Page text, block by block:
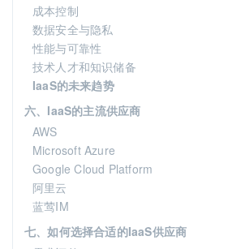
成本控制
数据安全与隐私
性能与可靠性
技术人才和知识储备
IaaS的未来趋势
六、IaaS的主流供应商
AWS
Microsoft Azure
Google Cloud Platform
阿里云
蓝莺IM
七、如何选择合适的IaaS供应商